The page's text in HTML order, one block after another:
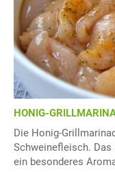
HONIG-
Die Honig-
Schweinefleisch. Das
ein besonderes